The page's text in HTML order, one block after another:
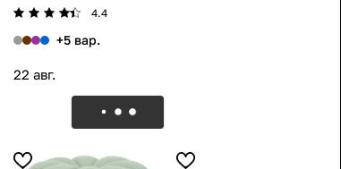
4.4
+5 вар.
22 авг.